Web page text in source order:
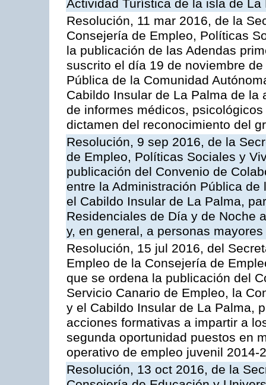
Actividad Turística de la isla de La
Resolución, 11 mar 2016, de la
Consejería de Empleo, Políticas
la publicación de las Adendas
suscrito el día 19 de noviembre
Pública de la Comunidad
Cabildo Insular de La Palma de
de informes médicos,
dictamen del reconocimiento del
Resolución, 9 sep 2016, de la
de Empleo, Políticas Sociales y
publicación del Convenio de
entre la Administración Pública
el Cabildo Insular de La Palma,
Residenciales de Día y de Noche
y, en general, a personas
Resolución, 15 jul 2016, del
Empleo de la Consejería de
que se ordena la publicación del
Servicio Canario de Empleo, la
y el Cabildo Insular de La Palma,
acciones formativas a impartir a
segunda oportunidad puestos en
operativo de empleo juvenil 2014-
Resolución, 13 oct 2016, de la